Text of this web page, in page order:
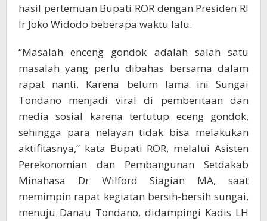
hasil pertemuan Bupati ROR dengan Presiden RI
Ir Joko Widodo beberapa waktu lalu.
“Masalah enceng gondok adalah salah satu
masalah yang perlu dibahas bersama dalam
rapat nanti. Karena belum lama ini Sungai
Tondano menjadi viral di pemberitaan dan
media sosial karena tertutup eceng gondok,
sehingga para nelayan tidak bisa melakukan
aktifitasnya,” kata Bupati ROR, melalui Asisten
Perekonomian dan Pembangunan Setdakab
Minahasa Dr Wilford Siagian MA, saat
memimpin rapat kegiatan bersih-bersih sungai,
menuju Danau Tondano, didampingi Kadis LH